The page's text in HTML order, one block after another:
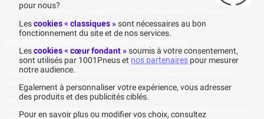
1001pneus - Copyright 2026 - Tous droits réservés 1001Pneus
Livraison gratuite : pour tout achat d'un montant supérieur ou égal à 70€ TTC (en-
dessous de 70€ TTC, les frais de livraison sont de 7,90€ TTC).
Tarif catalogue manufacturier en vigueur non remisé. Ne reflète pas le tarif
généralement constaté sur le site.
Agrégation des notes Avis Vérifiés constatées le 23/02/2026 basé sur 468 avis sur les 12
pour nous?
Lescookies « classiques »sont nécessaires au bon
fonctionnement du site et de nos services.
Lescookies « cœur fondant » soumis à votre consentement,
sont utilisés par 1001Pneus et nos partenaires pour mesurer
notre audience.
Egalement à personnaliser votre expérience, vous adresser
des produits et des publicités ciblés.
Pour en savoir plus ou modifier vos choix, consultez